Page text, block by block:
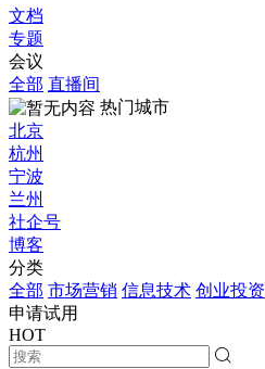
文档
专题
会议
全部 直播间
热门城市
北京
杭州
宁波
兰州
社企号
博客
分类
全部 市场营销 信息技术 创业投资
申请试用
HOT